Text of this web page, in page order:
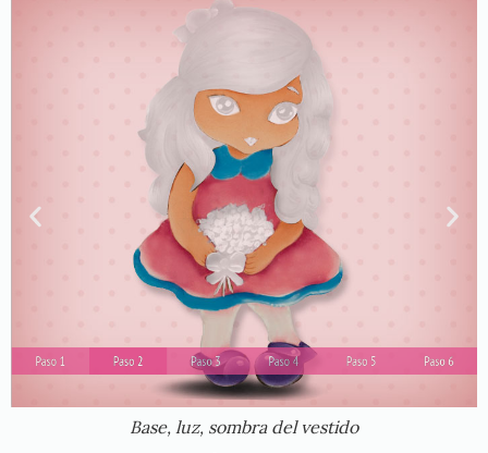
Base, luz, sombra del vestido